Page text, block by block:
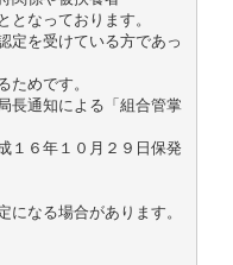
なっております。
定を受けている方であっ
ためです。
長通知による「組合管掌
１６年１０月２９日保発
になる場合があります。